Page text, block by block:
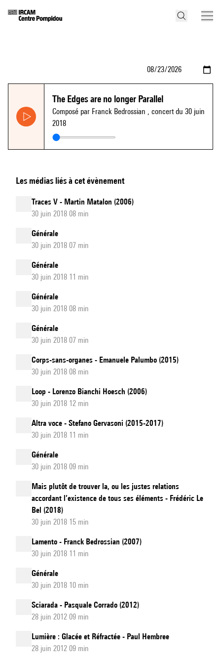
The Edges are no longer Parallel
Composé par Franck Bedrossian , concert du 30 juin
2018
Les médias liés à cet évènement
Traces V - Martin Matalon (2006)
30 juin 2018 08 min
Générale
30 juin 2018 07 min
Générale
30 juin 2018 11 min
Générale
30 juin 2018 08 min
Générale
30 juin 2018 07 min
Corps-sans-organes - Emanuele Palumbo (2015)
30 juin 2018 08 min
Loop - Lorenzo Bianchi Hoesch (2006)
30 juin 2018 12 min
Altra voce - Stefano Gervasoni (2015-2017)
30 juin 2018 11 min
Générale
30 juin 2018 09 min
Mais plutôt de trouver la, ou les justes relations
accordant l’existence de tous ses éléments - Frédéric Le
Bel (2018)
30 juin 2018 15 min
Lamento - Franck Bedrossian (2007)
30 juin 2018 11 min
Générale
30 juin 2018 10 min
Sciarada - Pasquale Corrado (2012)
28 juin 2012 09 min
Lumière : Glacée et Réfractée - Paul Hembree
28 juin 2012 09 min